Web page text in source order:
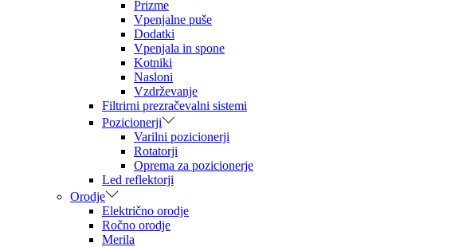
Prizme
Vpenjalne puše
Dodatki
Vpenjala in spone
Kotniki
Nasloni
Vzdrževanje
Filtrirni prezračevalni sistemi
Pozicionerji
Varilni pozicionerji
Rotatorji
Oprema za pozicionerje
Led reflektorji
Orodje
Električno orodje
Ročno orodje
Merila